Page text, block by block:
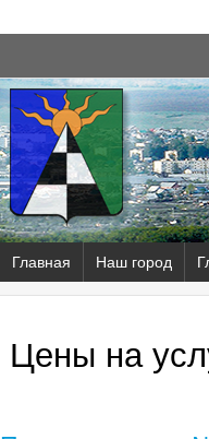
Главная Наш город
Цены на